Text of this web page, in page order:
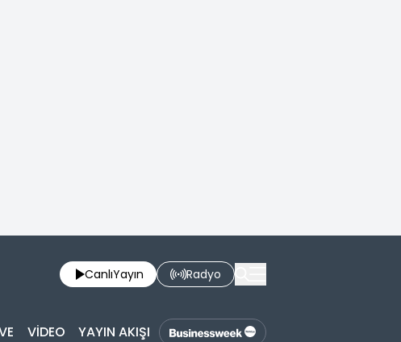
CanlıYayın Radyo
VİDEO YAYIN AKIŞI